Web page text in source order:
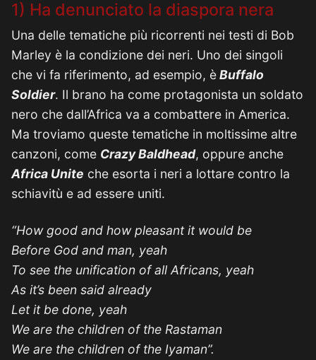
1) Ha denunciato la diaspora nera
Una delle tematiche più ricorrenti nei testi di Bob
Marley è la condizione dei neri. Uno dei singoli
che vi fa riferimento, ad esempio, èBuffalo
Soldier. Il brano ha come protagonista un soldato
nero che dall’Africa va a combattere in America.
Ma troviamo queste tematiche in moltissime altre
canzoni, come Crazy Baldhead, oppure anche
Africa Unite che esorta i neri a lottare contro la
schiavitù e ad essere uniti.
“How good and how pleasant it would be
Before God and man, yeah
To see the unification of all Africans, yeah
As it’s been said already
Let it be done, yeah
We are the children of the Rastaman
We are the children of the Iyaman”.